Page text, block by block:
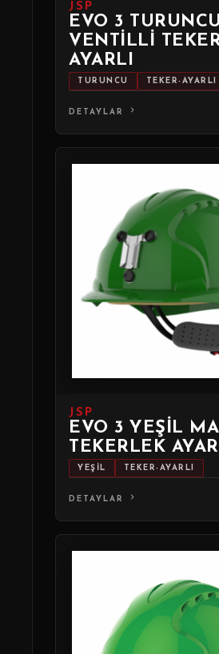
JSP
EVO 3
VENTILLI
AYARLI
TURUNCU TEKER-AYARLI
DETAYLAR
JSP
EVO 3 YEŞIL
TEKERLEK
YEŞİL TEKER-AYARLI
DETAYLAR